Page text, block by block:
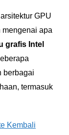
GPU
apa
grafis Intel
berbagai
termasuk
Kembali